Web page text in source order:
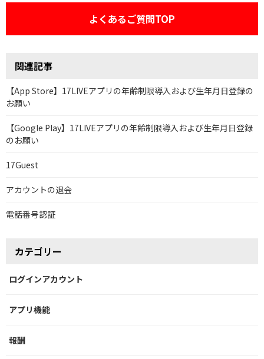
よくあるご質問TOP
関連記事
【App Store】17LIVEアプリの年齢制限導入および生年月日登録の
お願い
【Google Play】17LIVEアプリの年齢制限導入および生年月日登録
のお願い
17Guest
アカウントの退会
電話番号認証
カテゴリー
ログインアカウント
アプリ機能
報酬